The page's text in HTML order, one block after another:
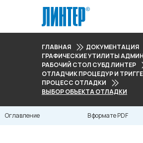
ГЛАВНАЯ
ДОКУМЕНТАЦИЯ
ГРАФИЧЕСКИЕ УТИЛИТЫ
РАБОЧИЙ СТОЛ СУБД ЛИНТЕР
ОТЛАДЧИК ПРОЦЕДУР И
ПРОЦЕСС ОТЛАДКИ
ВЫБОР ОБЪЕКТА ОТЛАДКИ
Оглавление В формате PDF